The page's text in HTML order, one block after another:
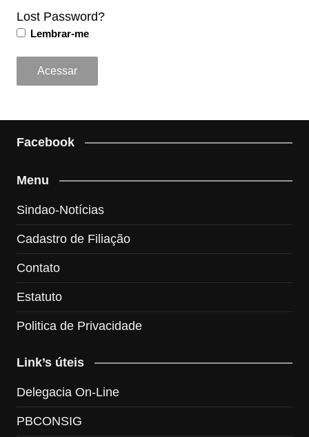
Lost Password?
Lembrar-me
Facebook
Menu
Sindao-Notícias
Cadastro de Filiação
Contato
Estatuto
Politica de Privacidade
Link’s úteis
Delegacia On-Line
PBCONSIG